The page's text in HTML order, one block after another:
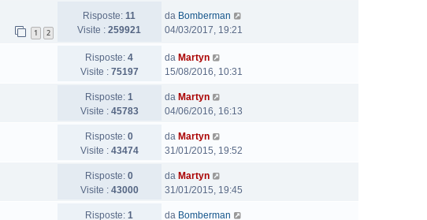
o
g
g
o
s
a
o
m
e
s
a
o
i
m
m
e
s
a
o
1 2
Risposte: 11
Visite : 259921
U
l
i
m
m
e
s
a
g
g
o
da Bomberman
04/03/2017, 19:21
Risposte: 4
Visite : 75197
U
l
i
m
m
e
s
s
g
da Martyn
15/08/2016, 10:31
Risposte: 1
Visite : 45783
U
l
i
m
m
e
s
da Martyn
04/06/2016, 16:13
Risposte: 0
Visite : 43474
U
l
i
m
da Martyn
31/01/2015, 19:52
Risposte: 0
Visite : 43000
U
l
i
da Martyn
31/01/2015, 19:45
Risposte: 1
U
da Bomberman